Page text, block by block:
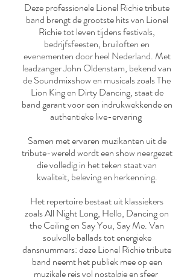
Deze professionele Lionel Richie tribute
band brengt de grootste hits van Lionel
Richie tot leven tijdens festivals,
bedrijfsfeesten, bruiloften en
evenementen door heel Nederland. Met
leadzanger John Oldenstam, bekend van
de Soundmixshow en musicals zoals The
Lion King en Dirty Dancing, staat de
band garant voor een indrukwekkende en
authentieke live-ervaring
Samen met ervaren muzikanten uit de
tribute-wereld wordt een show neergezet
die volledig in het teken staat van
kwaliteit, beleving en herkenning.
Het repertoire bestaat uit klassiekers
zoals All Night Long, Hello, Dancing on
the Ceiling en Say You, Say Me. Van
soulvolle ballads tot energieke
dansnummers: deze Lionel Richie tribute
band neemt het publiek mee op een
muzikale reis vol nostalgie en sfeer